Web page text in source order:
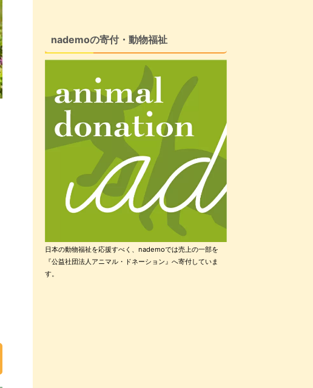
nademoの寄付・動物福祉
日本の動物福祉を応援すべく、nademoでは売上の一部を
『公益社団法人アニマル・ドネーション』へ寄付していま
す。